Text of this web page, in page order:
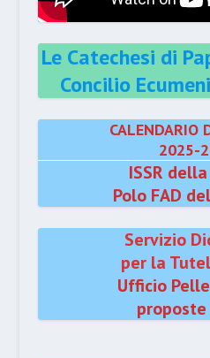
Le Catechesi di
Concilio
CALENDARIO
2025-
ISSR
Polo FAD
Servizio
per la
Ufficio